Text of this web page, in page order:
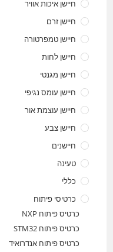
חיישן איכות אוויר
חיישן זרם
חיישן טמפרטורה
חיישן לחות
חיישן מגנטי
חיישן עומס נגיפי
חיישן עוצמת אור
חיישן צבע
חיישנים
טעינה
כללי
כרטיסי פיתוח
כרטיס פיתוח NXP
כרטיס פיתוח STM32
כרטיס פיתוח אנדרואיד